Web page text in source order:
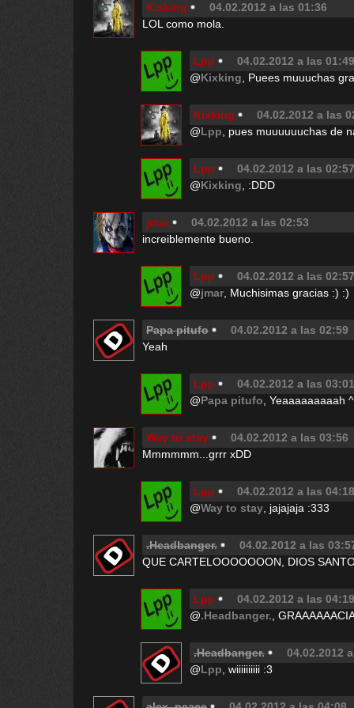
Kixking
04.02.2012 a las 01:36
LOL como mola.
Lpp
04.02.2012 a las 01:49
@Kixking , Puees muuuchas
Kixking
04.02.2012 a las
@Lpp , pues muuuuuuchas de
Lpp
04.02.2012 a las 02:57
@Kixking , :DDD
jmar
04.02.2012 a las 02:53
increiblemente bueno.
Lpp
04.02.2012 a las 02:57
@jmar , Muchisimas gracias :) :)
Papa pitufo
04.02.2012 a las 02:59
Yeah
Lpp
04.02.2012 a las 03:01
@Papa pitufo , Yeaaaaaaaaah
Way to stay
04.02.2012 a las 03:56
Mmmmmm...grrr xDD
Lpp
04.02.2012 a las 04:18
@Way to stay , jajajaja :333
.Headbanger.
04.02.2012 a las
QUE CARTELOOOOOOON, DIOS
Lpp
04.02.2012 a las 04:19
@.Headbanger. ,
.Headbanger.
04.02.2012
@Lpp , wiiiiiiiiii :3